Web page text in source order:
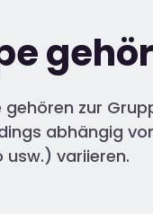
gehören zur
abhängig
usw.) variieren.